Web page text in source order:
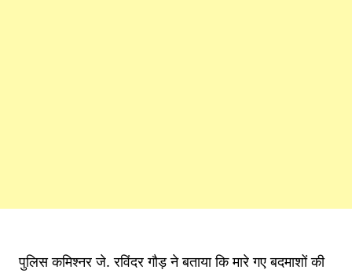
पुलिस कमिश्नर जे. रविंदर गौड़ ने बताया कि मारे गए बदमाशों की